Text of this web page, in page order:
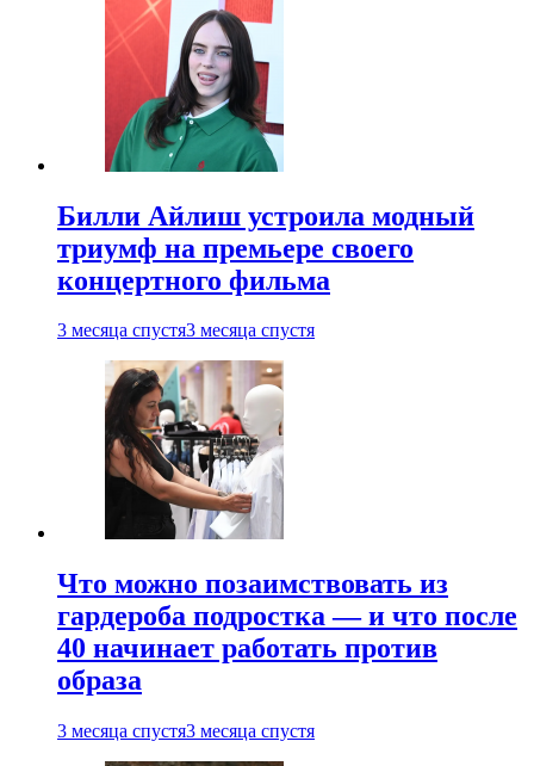
Билли Айлиш устроила модный
триумф на премьере своего
концертного фильма
3 месяца спустя3 месяца спустя
Что можно позаимствовать из
гардероба подростка — и что после
40 начинает работать против
образа
3 месяца спустя3 месяца спустя